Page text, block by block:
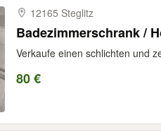
12165 Steglitz
Badezimmerschrank /
Verkaufe einen schlichten und
80 €